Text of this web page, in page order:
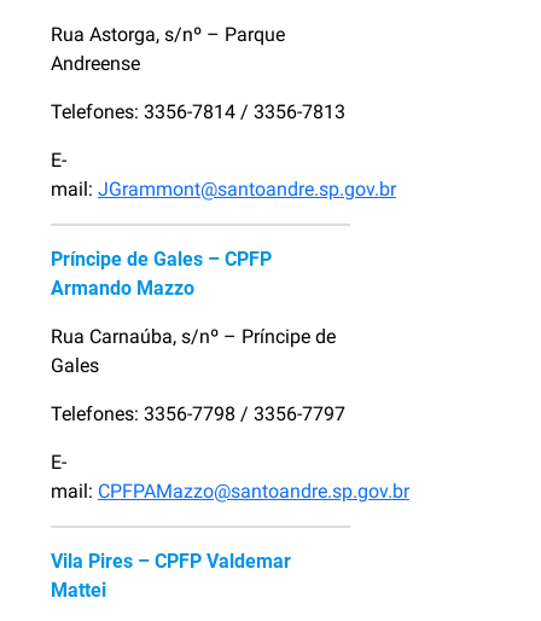
Rua Astorga, s/nº – Parque
Andreense
Telefones: 3356-7814 / 3356-7813
E-
mail: JGrammont@santoandre.sp.gov.br
Príncipe de Gales – CPFP
Armando Mazzo
Rua Carnaúba, s/nº – Príncipe de
Gales
Telefones: 3356-7798 / 3356-7797
E-
mail: CPFPAMazzo@santoandre.sp.gov.br
Vila Pires – CPFP Valdemar
Mattei